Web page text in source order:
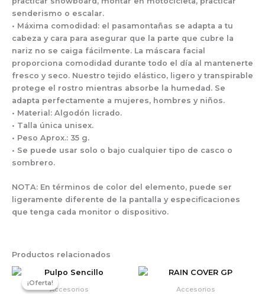
senderismo o escalar.
• Máxima comodidad: el pasamontañas se adapta a tu
cabeza y cara para asegurar que la parte que cubre la
nariz no se caiga fácilmente. La máscara facial
proporciona comodidad durante todo el día al mantenerte
fresco y seco. Nuestro tejido elástico, ligero y transpirable
protege el rostro mientras absorbe la humedad. Se
adapta perfectamente a mujeres, hombres y niños.
• Material: Algodón licrado.
• Talla única unisex.
• Peso Aprox.: 35 g.
• Se puede usar solo o bajo cualquier tipo de casco o
sombrero.
NOTA: En términos de color del elemento, puede ser
ligeramente diferente de la pantalla y especificaciones
que tenga cada monitor o dispositivo.
Productos relacionados
¡Oferta!
¡Oferta!
Accesorios
El
original
El
Accesorios